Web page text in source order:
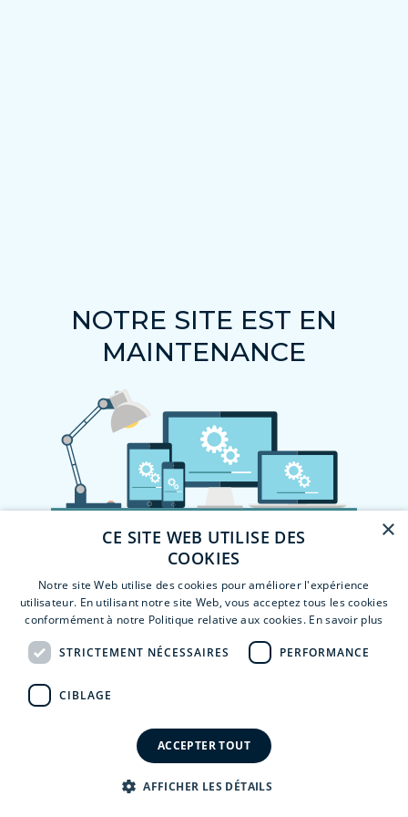
NOTRE SITE EST EN
MAINTENANCE
×
CE SITE WEB UTILISE DES
COOKIES
Notre site Web utilise des cookies pour améliorer l'expérience
utilisateur. En utilisant notre site Web, vous acceptez tous les cookies
conformément à notre Politique relative aux cookies. En savoir plus
STRICTEMENT NÉCESSAIRES PERFORMANCE
CIBLAGE
ACCEPTER TOUT
AFFICHER LES DÉTAILS